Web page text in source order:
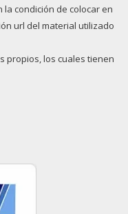
la condición de colocar en
url del material utilizado
propios, los cuales tienen